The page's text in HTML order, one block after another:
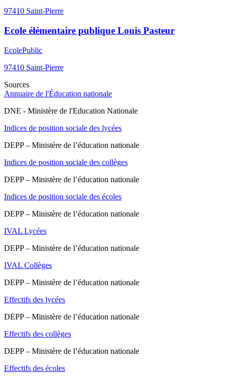
97410 Saint-Pierre
Ecole élémentaire publique Louis Pasteur
EcolePublic
97410 Saint-Pierre
Sources
Annuaire de l'Éducation nationale
DNE - Ministère de l'Education Nationale
Indices de position sociale des lycées
DEPP – Ministère de l’éducation nationale
Indices de position sociale des collèges
DEPP – Ministère de l’éducation nationale
Indices de position sociale des écoles
DEPP – Ministère de l’éducation nationale
IVAL Lycées
DEPP – Ministère de l’éducation nationale
IVAL Collèges
DEPP – Ministère de l’éducation nationale
Effectifs des lycées
DEPP – Ministère de l’éducation nationale
Effectifs des collèges
DEPP – Ministère de l’éducation nationale
Effectifs des écoles